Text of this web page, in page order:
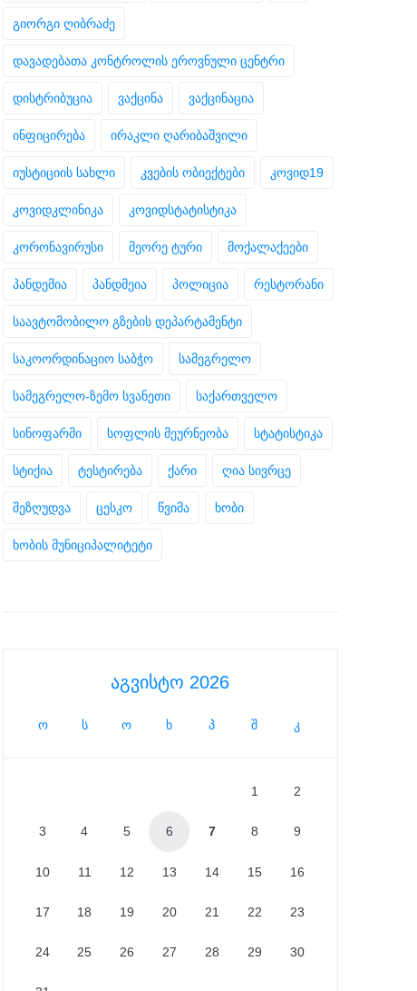
გიორგი ღიბრაძე
დავადებათა კონტროლის ეროვნული ცენტრი
დისტრიბუცია ვაქცინა ვაქცინაცია
ინფიცირება ირაკლი ღარიბაშვილი
იუსტიციის სახლი კვების ობიექტები კოვიდ19
კოვიდკლინიკა კოვიდსტატისტიკა
კორონავირუსი მეორე ტური მოქალაქეები
პანდემია პანდმეია პოლიცია რესტორანი
საავტომობილო გზების დეპარტამენტი
საკოორდინაციო საბჭო სამეგრელო
სამეგრელო-ზემო სვანეთი საქართველო
სინოფარმი სოფლის მეურნეობა სტატისტიკა
სტიქია ტესტირება ქარი ღია სივრცე
შეზღუდვა ცესკო წვიმა ხობი
ხობის მუნიციპალიტეტი
აგვისტო 2026
ო ს ო ხ პ შ კ
1 2
3 4 5 6 7 8 9
10 11 12 13 14 15 16
17 18 19 20 21 22 23
24 25 26 27 28 29 30